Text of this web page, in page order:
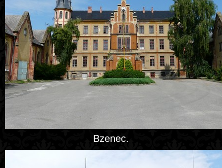
Bzenec.